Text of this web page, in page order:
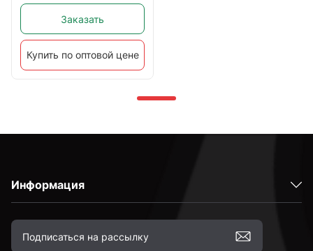
Заказать
Купить по оптовой цене
Информация